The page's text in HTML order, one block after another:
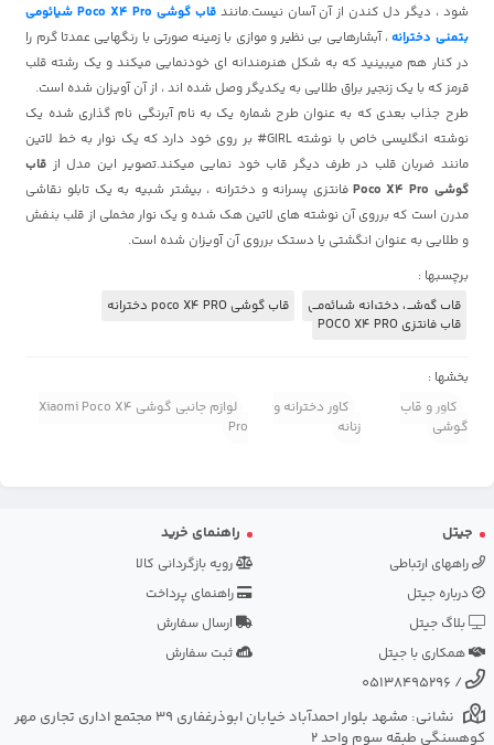
شود ، دیگر دل کندن از آن آسان نیست.مانند
قاب گوشی Poco X4 Pro شیائومی
بتمنی دخترانه، آبشارهایی بی نظیر و موازی با زمینه صورتی با رنگهایی عمدتا گرم را
در کنار هم میبینید که به شکل هنرمندانه ای خودنمایی میکند و یک رشته قلب
قرمز که با یک زنجیر براق طلایی به یکدیگر وصل شده اند ، از آن آویزان شده است.
طرح جذاب بعدی که به عنوان طرح شماره یک به نام آبرنگی نام گذاری شده یک
نوشته انگلیسی خاص با نوشته GIRL# بر روی خود دارد که یک نوار به خط لاتین
مانند ضربان قلب در طرف دیگر قاب خود نمایی میکند.تصویر این مدل از قاب
گوشی Poco X4 Pro
فانتزی پسرانه و دخترانه ، بیشتر شبیه به یک تابلو نقاشی
مدرن است که برروی آن نوشته های لاتین هک شده و یک نوار مخملی از قلب بنفش
و طلایی به عنوان انگشتی یا دستک برروی آن آویزان شده است.
برچسبها :
قاب گوشی دخترانه شیائومی
قاب گوشی poco X4 PRO دخترانه
قاب فانتزی POCO X4 PRO
بخشها :
کاور و قاب
گوشی
کاور دخترانه و
زنانه
لوازم جانبی گوشی Xiaomi Poco X4
Pro
جیتل
راههای ارتباطی
درباره جیتل
بلاگ جیتل
همکاری با جیتل
راهنمای خرید
رویه بازگردانی کالا
راهنمای پرداخت
ارسال سفارش
ثبت سفارش
/
05138495296
نشانی: مشهد بلوار احمدآباد خیابان ابوذرغفاری 39 مجتمع اداری تجاری مهر
کوهسنگی طبقه سوم واحد 2